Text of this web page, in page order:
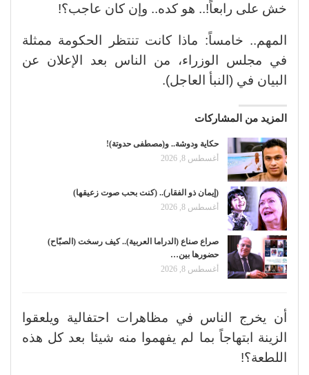
خش على رابعاً!.. هو كده.. وإن كان عاجب؟!
المهم.. خامساً: ماذا كانت تنتظر الحكومة ممثلة
في مجلس الوزراء، من الناس بعد الإعلان عن
البيان في (النبأ العاجل).
المزيد من المشاركات
حكاية ودوشة.. و(مصطفى حدوتة)!
أغسطس 8, 2026
(إيمان ذو الفقار).. (كنت بحب صوت زعيقها)
أغسطس 8, 2026
صراع صناع (الدراما العربية).. كيف رسخت (الصبّاح)
حضورها بين…
أغسطس 8, 2026
أن يخرج الناس في مظاهرات احتفالية ويلعقوا
الزينة ابتهاجاً بما لم يفهموا منه شيئا بعد كل هذه
اللطعة؟!